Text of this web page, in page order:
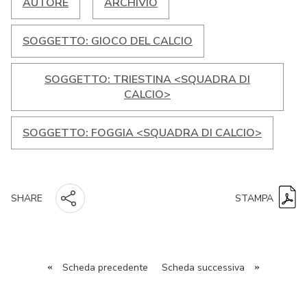
SOGGETTO: GIOCO DEL CALCIO
SOGGETTO: TRIESTINA <SQUADRA DI
CALCIO>
SOGGETTO: FOGGIA <SQUADRA DI CALCIO>
SHARE STAMPA
« Scheda precedente Scheda successiva »